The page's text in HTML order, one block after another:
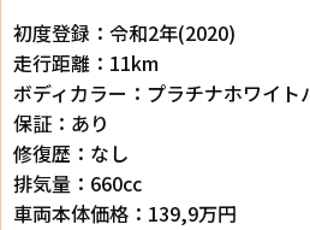
初度登録：令和2年(2020)
走行距離：11km
ボディカラー：プラチナホワイト
保証：あり
修復歴：なし
排気量：660cc
車両本体価格：139,9万円